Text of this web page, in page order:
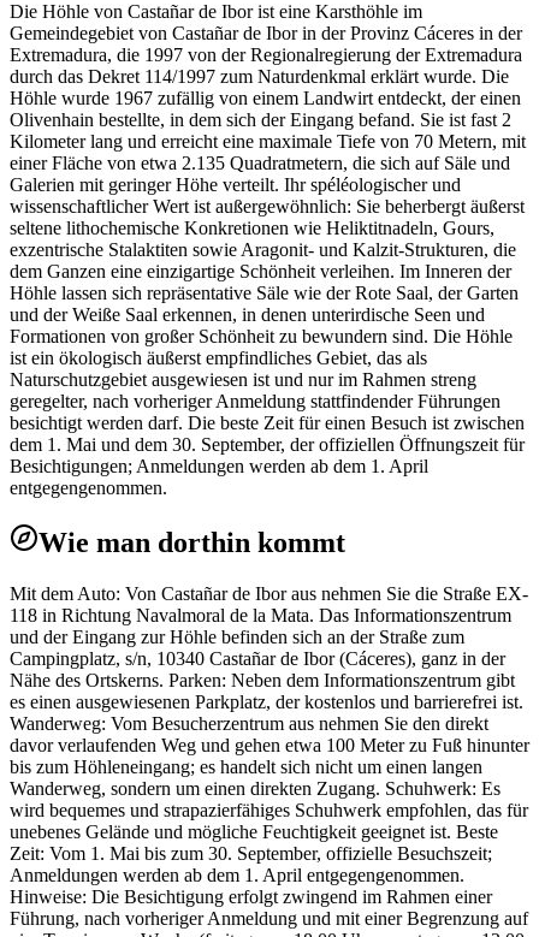
Die Höhle von Castañar de Ibor ist eine Karsthöhle im
Gemeindegebiet von Castañar de Ibor in der Provinz Cáceres in der
Extremadura, die 1997 von der Regionalregierung der Extremadura
durch das Dekret 114/1997 zum Naturdenkmal erklärt wurde. Die
Höhle wurde 1967 zufällig von einem Landwirt entdeckt, der einen
Olivenhain bestellte, in dem sich der Eingang befand. Sie ist fast 2
Kilometer lang und erreicht eine maximale Tiefe von 70 Metern, mit
einer Fläche von etwa 2.135 Quadratmetern, die sich auf Säle und
Galerien mit geringer Höhe verteilt. Ihr spéléologischer und
wissenschaftlicher Wert ist außergewöhnlich: Sie beherbergt äußerst
seltene lithochemische Konkretionen wie Heliktitnadeln, Gours,
exzentrische Stalaktiten sowie Aragonit- und Kalzit-Strukturen, die
dem Ganzen eine einzigartige Schönheit verleihen. Im Inneren der
Höhle lassen sich repräsentative Säle wie der Rote Saal, der Garten
und der Weiße Saal erkennen, in denen unterirdische Seen und
Formationen von großer Schönheit zu bewundern sind. Die Höhle
ist ein ökologisch äußerst empfindliches Gebiet, das als
Naturschutzgebiet ausgewiesen ist und nur im Rahmen streng
geregelter, nach vorheriger Anmeldung stattfindender Führungen
besichtigt werden darf. Die beste Zeit für einen Besuch ist zwischen
dem 1. Mai und dem 30. September, der offiziellen Öffnungszeit für
Besichtigungen; Anmeldungen werden ab dem 1. April
entgegengenommen.
Wie man dorthin kommt
Mit dem Auto: Von Castañar de Ibor aus nehmen Sie die Straße EX-
118 in Richtung Navalmoral de la Mata. Das Informationszentrum
und der Eingang zur Höhle befinden sich an der Straße zum
Campingplatz, s/n, 10340 Castañar de Ibor (Cáceres), ganz in der
Nähe des Ortskerns. Parken: Neben dem Informationszentrum gibt
es einen ausgewiesenen Parkplatz, der kostenlos und barrierefrei ist.
Wanderweg: Vom Besucherzentrum aus nehmen Sie den direkt
davor verlaufenden Weg und gehen etwa 100 Meter zu Fuß hinunter
bis zum Höhleneingang; es handelt sich nicht um einen langen
Wanderweg, sondern um einen direkten Zugang. Schuhwerk: Es
wird bequemes und strapazierfähiges Schuhwerk empfohlen, das für
unebenes Gelände und mögliche Feuchtigkeit geeignet ist. Beste
Zeit: Vom 1. Mai bis zum 30. September, offizielle Besuchszeit;
Anmeldungen werden ab dem 1. April entgegengenommen.
Hinweise: Die Besichtigung erfolgt zwingend im Rahmen einer
Führung, nach vorheriger Anmeldung und mit einer Begrenzung auf